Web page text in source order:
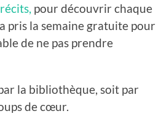
pour découvrir chaque
pris la semaine gratuite pour
de ne pas prendre
la bibliothèque, soit par
de cœur.